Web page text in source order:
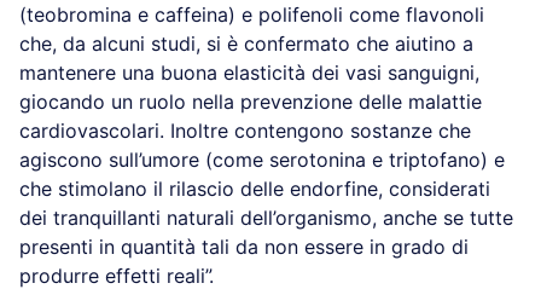
(teobromina e caffeina) e polifenoli come flavonoli
che, da alcuni studi, si è confermato che aiutino a
mantenere una buona elasticità dei vasi sanguigni,
giocando un ruolo nella prevenzione delle malattie
cardiovascolari. Inoltre contengono sostanze che
agiscono sull’umore (come serotonina e triptofano) e
che stimolano il rilascio delle endorfine, considerati
dei tranquillanti naturali dell’organismo, anche se tutte
presenti in quantità tali da non essere in grado di
produrre effetti reali”.